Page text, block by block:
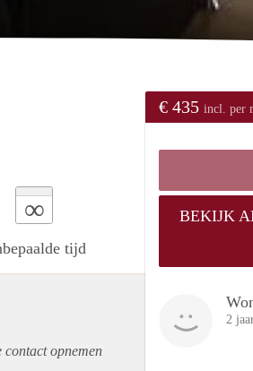
∞
tijd
€ 435 incl. per
BEKIJK
2
opnemen